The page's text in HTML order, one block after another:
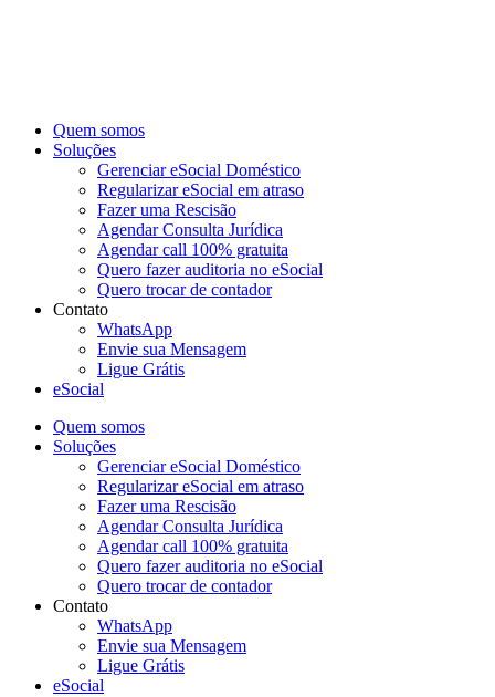
Quem somos
Soluções
Gerenciar eSocial Doméstico
Regularizar eSocial em atraso
Fazer uma Rescisão
Agendar Consulta Jurídica
Agendar call 100% gratuita
Quero fazer auditoria no eSocial
Quero trocar de contador
Contato
WhatsApp
Envie sua Mensagem
Ligue Grátis
eSocial
Quem somos
Soluções
Gerenciar eSocial Doméstico
Regularizar eSocial em atraso
Fazer uma Rescisão
Agendar Consulta Jurídica
Agendar call 100% gratuita
Quero fazer auditoria no eSocial
Quero trocar de contador
Contato
WhatsApp
Envie sua Mensagem
Ligue Grátis
eSocial